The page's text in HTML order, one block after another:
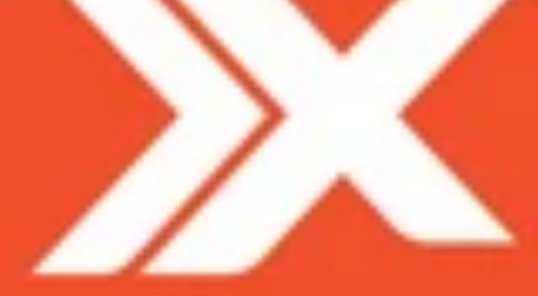
Tin tức
Tin Mới
Đánh Giá - Trên TaySo Sánh Tư vấnKhuyến
Hỏi đáp App - Game Thông báo
hàng - Sự kiện
Ông lớn Apple bất ngờ vật lộn với
cuộc khủng hoảng thời hậu Steve
Jobs